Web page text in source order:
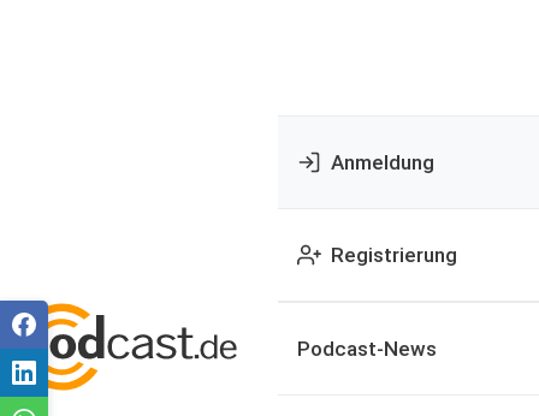
Anmeldung
Registrierung
Podcast-News